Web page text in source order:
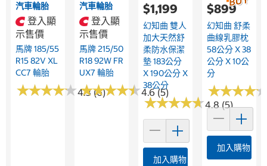
汽車輪胎
登入顯
示售價
馬牌 185/55
R15 82V XL
CC7 輪胎
★★★★★
★★★★★4.3 (6)
汽車輪胎
登入顯
示售價
馬牌 215/50
R18 92W FR
UX7 輪胎
★★★★★
★★★★★4.6 (5)
$1,199
幻知曲 雙人
加大天然舒
柔防水保潔
墊 183公分
X 190公分 X
38公分
★★★★★
★★★★★4.8 (5)
加入購物車
$899
幻知曲 舒柔
曲線乳膠枕
58公分 X 38
公分 X 10公
分
★★★★
★★★★
加入購物車